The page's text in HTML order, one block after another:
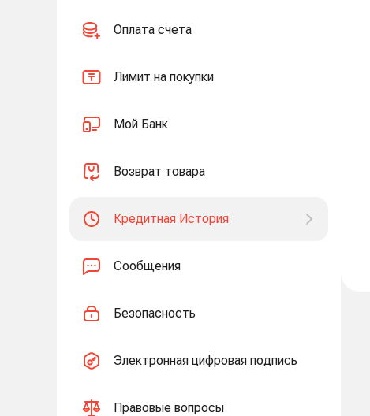
Оплата счета
Лимит на покупки
Мой Банк
Возврат товара
Кредитная История
Сообщения
Безопасность
Электронная цифровая подпись
Правовые вопросы